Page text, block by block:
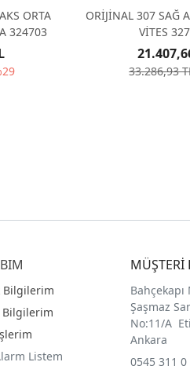
ORTA
324703
ORİJİNAL 307 SAĞ
VİTES
33.286,93
Bilgilerim
Bilgilerim
Listem
MÜŞTERİ
Şaşmaz
No:11/A
Ankara
0545 311 0